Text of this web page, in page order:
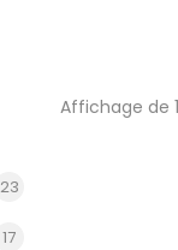
23
17
Affichage de